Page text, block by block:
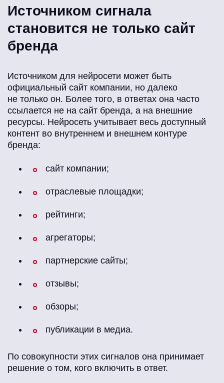
Источником сигнала
становится не только сайт
бренда
Источником для нейросети может быть
официальный сайт компании, но далеко
не только он. Более того, в ответах она часто
ссылается не на сайт бренда, а на внешние
ресурсы. Нейросеть учитывает весь доступный
контент во внутреннем и внешнем контуре
бренда:
сайт компании;
отраслевые площадки;
рейтинги;
агрегаторы;
партнерские сайты;
отзывы;
обзоры;
публикации в медиа.
По совокупности этих сигналов она принимает
решение о том, кого включить в ответ.